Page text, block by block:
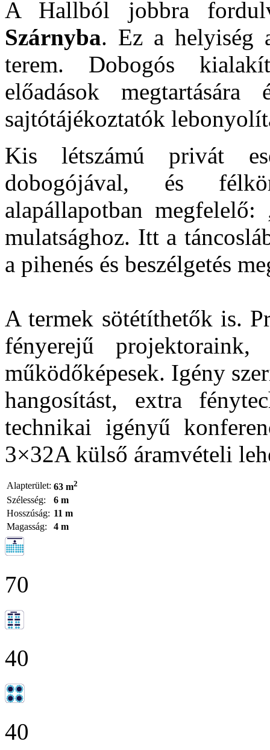
A Hallból jobbra
Szárnyba. Ez a helyiség
terem. Dobogós
előadások
sajtótájékoztatók
Kis létszámú privát
dobogójával, és
alapállapotban megfelelő:
mulatsághoz. Itt a
a pihenés és beszélgetés
A termek sötétíthetők is.
fényerejű
működőképesek. Igény
hangosítást, extra
technikai igényű
3×32A külső áramvételi
Alapterület: 63 m2
Szélesség:
6 m
Hosszúság: 11 m
Magasság:
4 m
70
40
40